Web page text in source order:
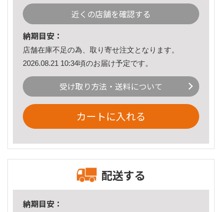
近くの店舗を確認する
納期目安：
店舗在庫不足の為、取り寄せ注文となります。
2026.08.21 10:34頃のお届け予定です。
受け取り方法・送料について
カートに入れる
配送する
納期目安：